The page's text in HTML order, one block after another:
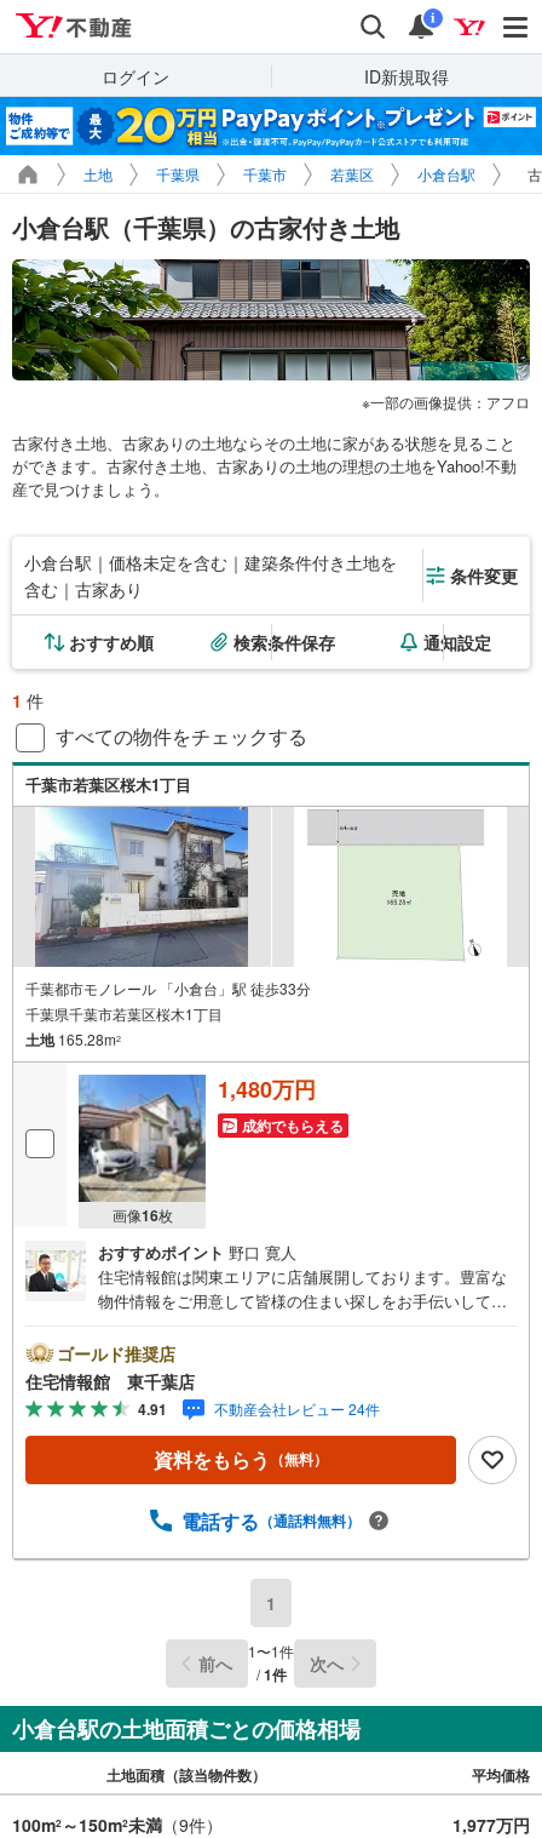
検索 通知
i
ログイン ID新規取得
土地 千葉県 千葉市 若葉区 小倉台駅
小倉台駅（千葉県）の古家付き土地
一部の画像提供：アフロ
古家付き土地、古家ありの土地ならその土地に家がある状態を見ること
ができます。古家付き土地、古家ありの土地の理想の土地をYahoo!不動
産で見つけましょう。
小倉台駅｜価格未定を含む｜建築条件付き土地を
含む｜古家あり
条件変更
おすすめ順 検索条件保存 通知設定
1 件
すべての物件をチェックする
千葉市若葉区桜木1丁目
千葉都市モノレール 「小倉台」駅 徒歩33分
千葉県千葉市若葉区桜木1丁目
土地165.28m2
画像16枚
1,480万円
成約でもらえる
おすすめポイント 野口 寛人
住宅情報館は関東エリアに店舗展開しております。豊富な
物件情報をご用意して皆様の住まい探しをお手伝いしてお
さい。住宅ローン相談会も同時開催中無理のない住宅ロー
ンの試算やご購入の際にかかる諸費用の概算も行っており
ます。しっかりとした資金計画のアドバイスをさせて頂き
ますので、お気軽にご相談ください。
ゴールド推奨店
住宅情報館 東千葉店
4.91 不動産会社レビュー 24件
資料をもらう （無料）
電話する （通話料無料）
1
前へ 1〜1件
/1件 次へ
小倉台駅の土地面積ごとの価格相場
土地面積（該当物件数） 平均価格
100m2 ～150m2未満 （9件） 1,977万円